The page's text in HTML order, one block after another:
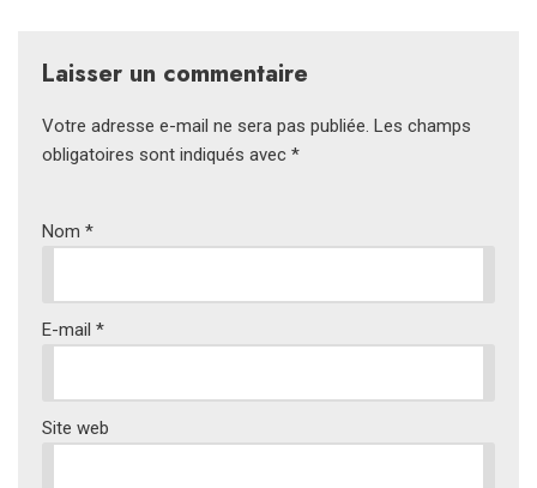
Laisser un commentaire
Votre adresse e-mail ne sera pas publiée. Les champs
obligatoires sont indiqués avec *
Nom *
E-mail *
Site web